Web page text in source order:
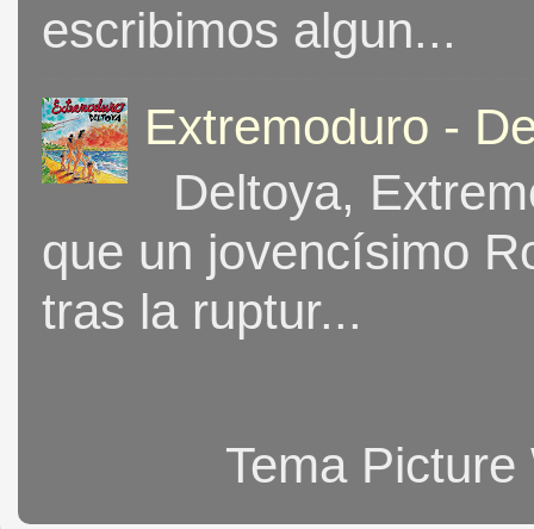
escribimos algun...
Extremoduro -
Deltoya,
que un jovencísimo
tras la ruptur...
Tema